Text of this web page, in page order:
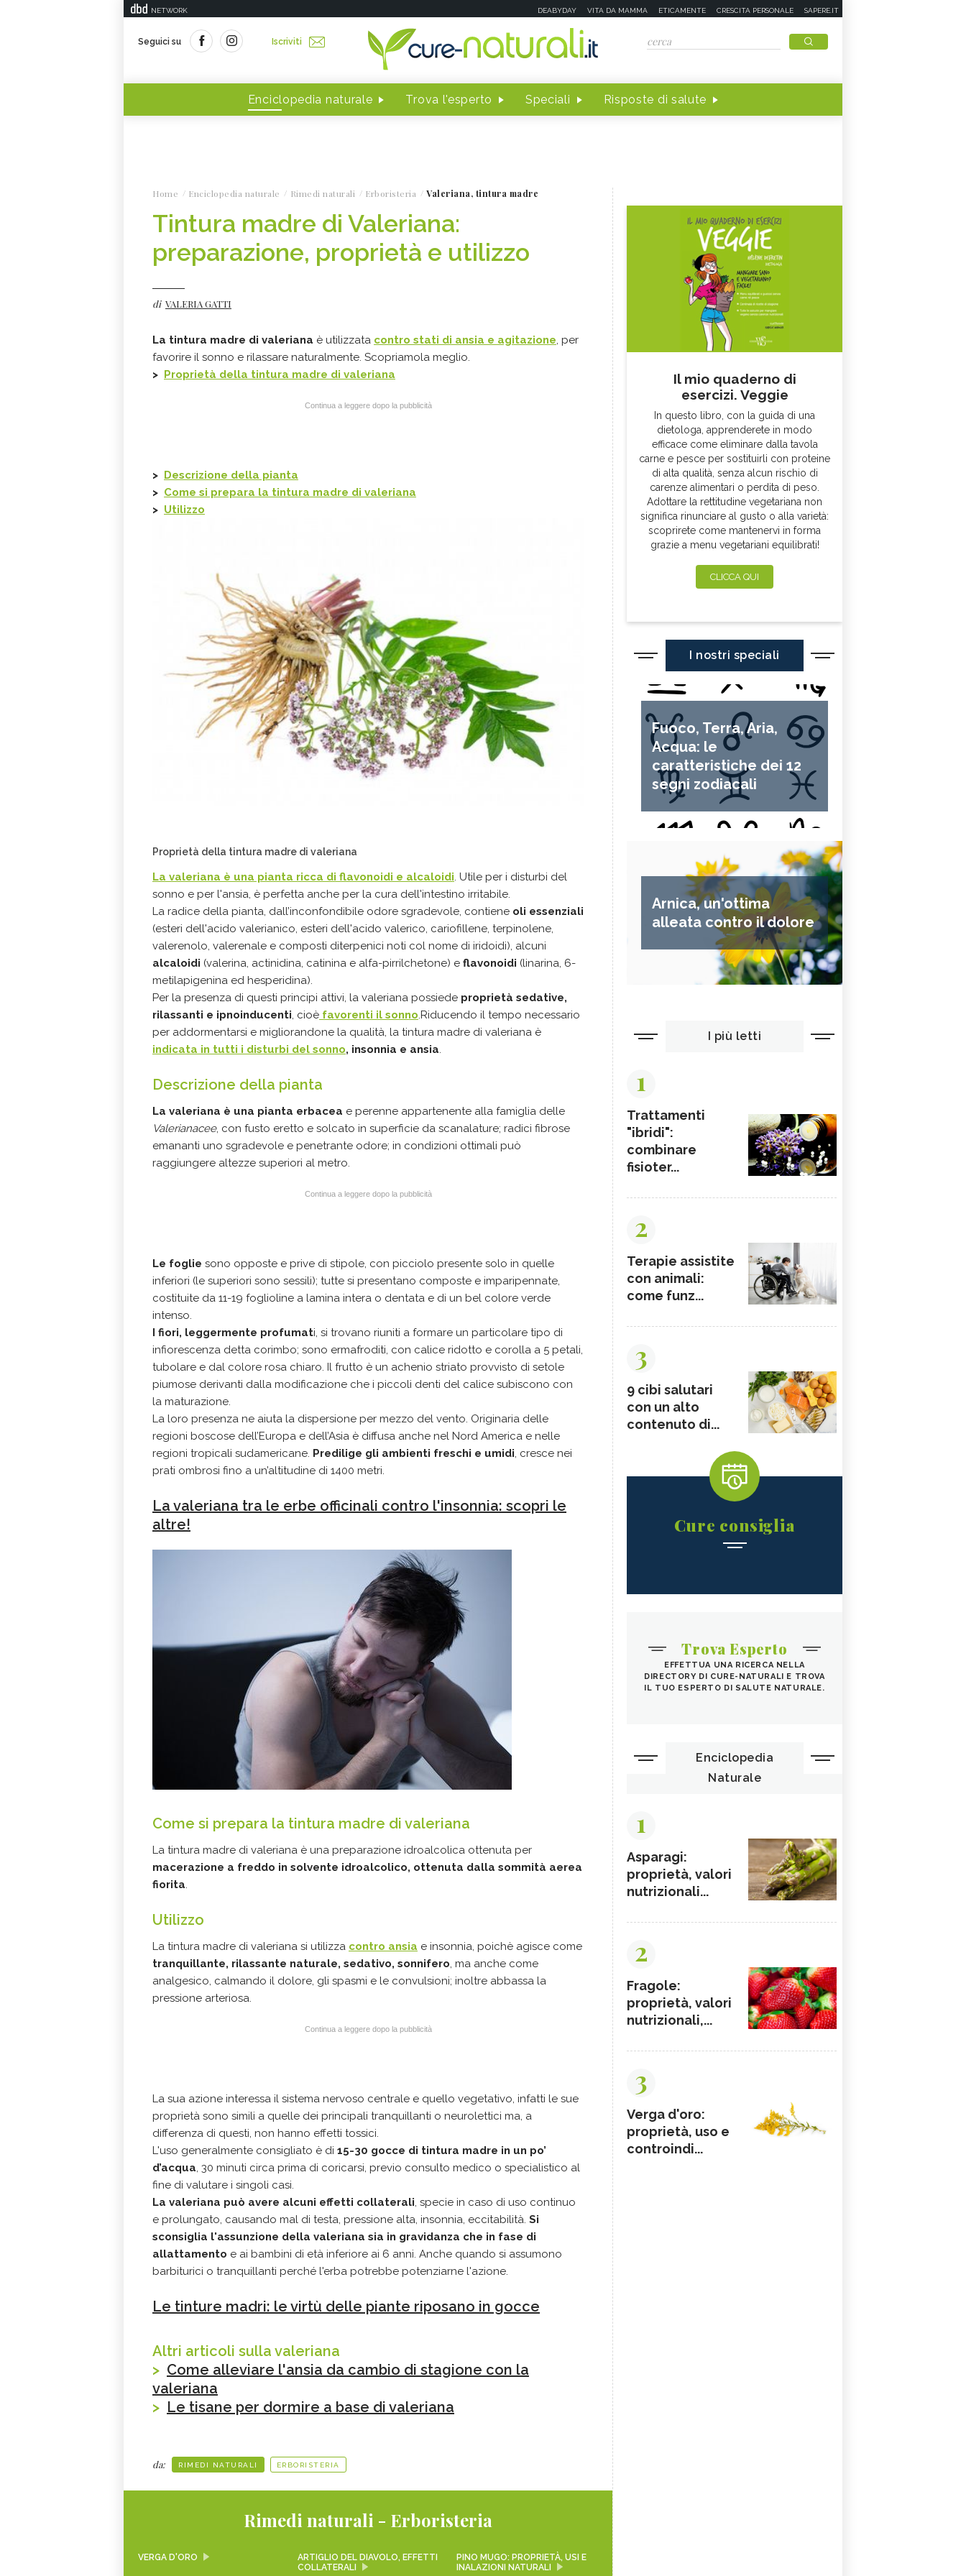
NETWORK DEABYDAY VITA DA MAMMA ETICAMENTE CRESCITA PERSONALE SAPERE.IT
Seguici su Iscriviti
Enciclopedia naturale Trova l'esperto Speciali Risposte di salute
Home Enciclopedia naturale Rimedi naturali Erboristeria Valeriana, tintura madre
Tintura madre di Valeriana:
preparazione, proprietà e utilizzo
di VALERIA GATTI
La tintura madre di valeriana è utilizzata contro stati di ansia e agitazione, per
favorire il sonno e rilassare naturalmente. Scopriamola meglio.
> Proprietà della tintura madre di valeriana
Continua a leggere dopo la pubblicità
> Descrizione della pianta
> Come si prepara la tintura madre di valeriana
> Utilizzo
Proprietà della tintura madre di valeriana
La valeriana è una pianta ricca di flavonoidi e alcaloidi. Utile per i disturbi del
sonno e per l'ansia, è perfetta anche per la cura dell'intestino irritabile.
La radice della pianta, dall’inconfondibile odore sgradevole, contiene oli essenziali
(esteri dell'acido valerianico, esteri dell'acido valerico, cariofillene, terpinolene,
valerenolo, valerenale e composti diterpenici noti col nome di iridoidi), alcuni
alcaloidi (valerina, actinidina, catinina e alfa-pirrilchetone) e flavonoidi (linarina, 6-
metilapigenina ed hesperidina).
Per la presenza di questi principi attivi, la valeriana possiede proprietà sedative,
rilassanti e ipnoinducenti, cioè favorenti il sonno.Riducendo il tempo necessario
per addormentarsi e migliorandone la qualità, la tintura madre di valeriana è
indicata in tutti i disturbi del sonno, insonnia e ansia.
Descrizione della pianta
La valeriana è una pianta erbacea e perenne appartenente alla famiglia delle
Valerianacee, con fusto eretto e solcato in superficie da scanalature; radici fibrose
emananti uno sgradevole e penetrante odore; in condizioni ottimali può
raggiungere altezze superiori al metro.
Continua a leggere dopo la pubblicità
Le foglie sono opposte e prive di stipole, con picciolo presente solo in quelle
inferiori (le superiori sono sessili); tutte si presentano composte e imparipennate,
costituite da 11-19 foglioline a lamina intera o dentata e di un bel colore verde
intenso.
I fiori, leggermente profumati, si trovano riuniti a formare un particolare tipo di
infiorescenza detta corimbo; sono ermafroditi, con calice ridotto e corolla a 5 petali,
tubolare e dal colore rosa chiaro. Il frutto è un achenio striato provvisto di setole
piumose derivanti dalla modificazione che i piccoli denti del calice subiscono con
la maturazione.
La loro presenza ne aiuta la dispersione per mezzo del vento. Originaria delle
regioni boscose dell’Europa e dell’Asia è diffusa anche nel Nord America e nelle
regioni tropicali sudamericane. Predilige gli ambienti freschi e umidi, cresce nei
prati ombrosi fino a un’altitudine di 1400 metri.
La valeriana tra le erbe officinali contro l'insonnia: scopri le
altre!
Come si prepara la tintura madre di valeriana
La tintura madre di valeriana è una preparazione idroalcolica ottenuta per
macerazione a freddo in solvente idroalcolico, ottenuta dalla sommità aerea
fiorita.
Utilizzo
La tintura madre di valeriana si utilizza contro ansia e insonnia, poichè agisce come
tranquillante, rilassante naturale, sedativo, sonnifero, ma anche come
analgesico, calmando il dolore, gli spasmi e le convulsioni; inoltre abbassa la
pressione arteriosa.
Continua a leggere dopo la pubblicità
La sua azione interessa il sistema nervoso centrale e quello vegetativo, infatti le sue
proprietà sono simili a quelle dei principali tranquillanti o neurolettici ma, a
differenza di questi, non hanno effetti tossici.
L'uso generalmente consigliato è di 15-30 gocce di tintura madre in un po’
d’acqua, 30 minuti circa prima di coricarsi, previo consulto medico o specialistico al
fine di valutare i singoli casi.
La valeriana può avere alcuni effetti collaterali, specie in caso di uso continuo
e prolungato, causando mal di testa, pressione alta, insonnia, eccitabilità. Si
sconsiglia l'assunzione della valeriana sia in gravidanza che in fase di
allattamento e ai bambini di età inferiore ai 6 anni. Anche quando si assumono
barbiturici o tranquillanti perché l'erba potrebbe potenziarne l'azione.
Le tinture madri: le virtù delle piante riposano in gocce
Altri articoli sulla valeriana
> Come alleviare l'ansia da cambio di stagione con la
valeriana
> Le tisane per dormire a base di valeriana
da: RIMEDI NATURALI ERBORISTERIA
Rimedi naturali - Erboristeria
VERGA D'ORO
ARTIGLIO DEL DIAVOLO, EFFETTI
COLLATERALI
PINO MUGO: PROPRIETÀ, USI E
INALAZIONI NATURALI
Il mio quaderno di
esercizi. Veggie
In questo libro, con la guida di una
dietologa, apprenderete in modo
efficace come eliminare dalla tavola
carne e pesce per sostituirli con proteine
di alta qualità, senza alcun rischio di
carenze alimentari o perdita di peso.
Adottare la rettitudine vegetariana non
significa rinunciare al gusto o alla varietà:
scoprirete come mantenervi in forma
grazie a menu vegetariani equilibrati!
CLICCA QUI
I nostri speciali
Fuoco, Terra, Aria,
Acqua: le
caratteristiche dei 12
segni zodiacali
Arnica, un'ottima
alleata contro il dolore
I più letti
1
Trattamenti
"ibridi":
combinare
fisioter...
2
Terapie assistite
con animali:
come funz...
3
9 cibi salutari
con un alto
contenuto di...
Cure consiglia
Trova Esperto
EFFETTUA UNA RICERCA NELLA
DIRECTORY DI CURE-NATURALI E TROVA
IL TUO ESPERTO DI SALUTE NATURALE.
Enciclopedia
Naturale
1
Asparagi:
proprietà, valori
nutrizionali...
2
Fragole:
proprietà, valori
nutrizionali,...
3
Verga d'oro:
proprietà, uso e
controindi...